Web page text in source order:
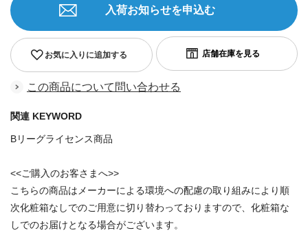
お気に入りに追加する
入荷お知らせを申込む
この商品について問い合わせる
関連 KEYWORD
Bリーグライセンス商品
<<ご購入のお客さまへ>>
こちらの商品はメーカーによる環境への配慮の取り組みにより順
次化粧箱なしでのご用意に切り替わっておりますので、化粧箱な
しでのお届けとなる場合がございます。